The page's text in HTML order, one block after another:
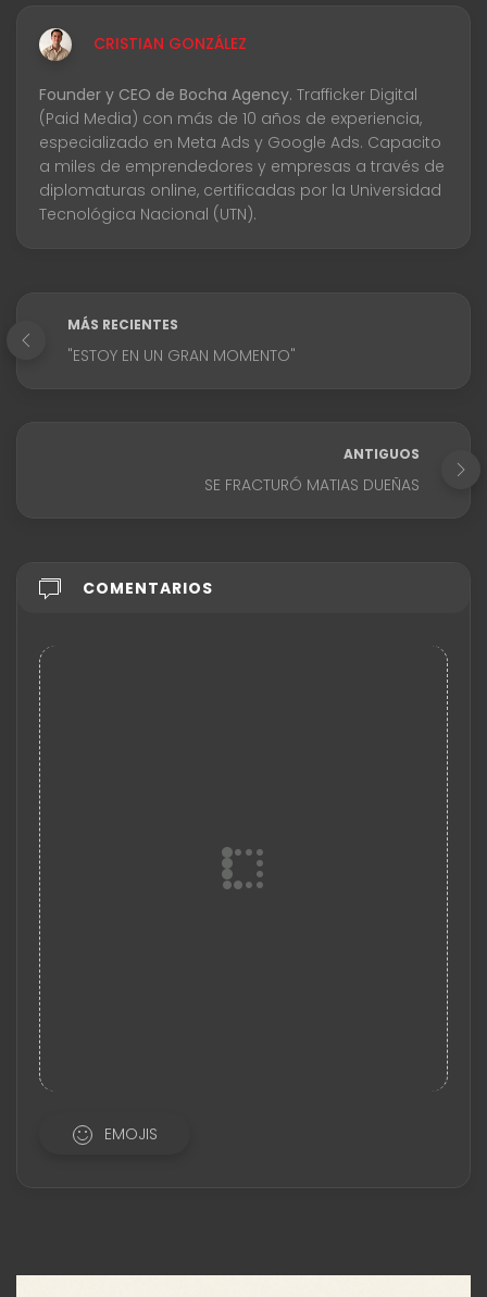
CRISTIAN GONZÁLEZ
Founder y CEO de Bocha Agency. Trafficker Digital
(Paid Media) con más de 10 años de experiencia,
especializado en Meta Ads y Google Ads. Capacito
a miles de emprendedores y empresas a través de
diplomaturas online, certificadas por la Universidad
Tecnológica Nacional (UTN).
MÁS RECIENTES
"ESTOY EN UN GRAN MOMENTO"
ANTIGUOS
SE FRACTURÓ MATIAS DUEÑAS
COMENTARIOS
EMOJIS